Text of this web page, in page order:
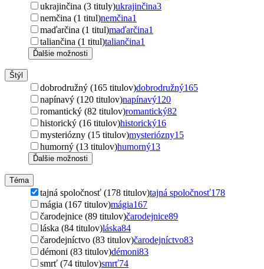
ukrajinčina (3 tituly)ukrajinčina3
nemčina (1 titul)nemčina1
maďarčina (1 titul)maďarčina1
taliančina (1 titul)taliančina1
Ďalšie možnosti
Štýl
dobrodružný (165 titulov)dobrodružný165
napínavý (120 titulov)napínavý120
romantický (82 titulov)romantický82
historický (16 titulov)historický16
mysteriózny (15 titulov)mysteriózny15
humorný (13 titulov)humorný13
Ďalšie možnosti
Téma
tajná spoločnosť (178 titulov)tajná spoločnosť178
mágia (167 titulov)mágia167
čarodejnice (89 titulov)čarodejnice89
láska (84 titulov)láska84
čarodejníctvo (83 titulov)čarodejníctvo83
démoni (83 titulov)démoni83
smrť (74 titulov)smrť74